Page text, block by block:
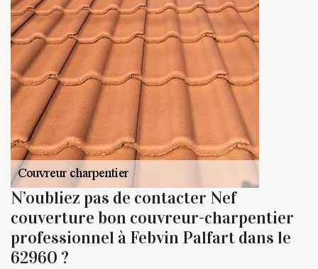
N’oubliez pas de contacter Nef
couverture bon couvreur-charpentier
professionnel à Febvin Palfart dans le
62960 ?